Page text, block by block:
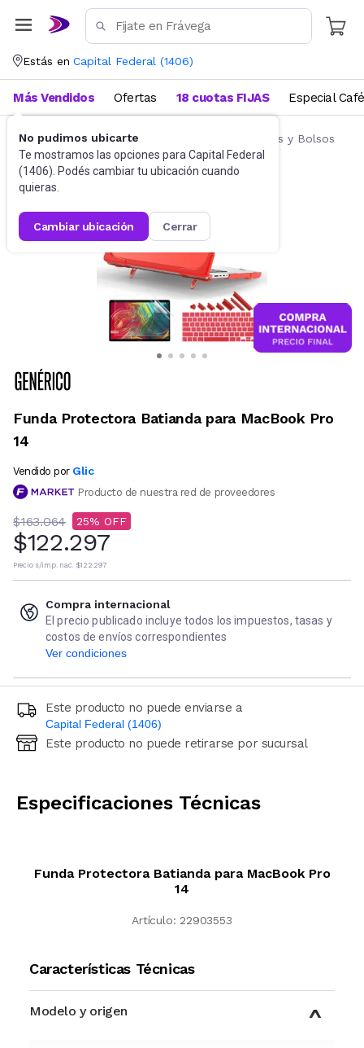
Estás en Capital Federal (1406)
No pudimos ubicarte
Te mostramos las opciones para Capital Federal
(1406). Podés cambiar tu ubicación cuando
quieras.
cambiar ubicación cerrar
Más Vendidos Ofertas 18 cuotas FIJAS Especial Café
Accesorios de Informática Fundas, Estuches y Bolsos
Funda Protectora Batianda para MacBook Pro
14
Vendido por Glic
Producto de nuestra red de proveedores
$163.064 25
$122.297
Precio s/imp. nac. $122.297
Compra internacional
El precio publicado incluye todos los impuestos, tasas y
costos de envíos correspondientes
Ver condiciones
Este producto no puede enviarse a
Capital Federal (1406)
Ingresá código postal (sólo números)
Este producto no puede retirarse por sucursal
Especificaciones Técnicas
Funda Protectora Batianda para MacBook Pro
14
Artículo: 22903553
Características Técnicas
Modelo y origen